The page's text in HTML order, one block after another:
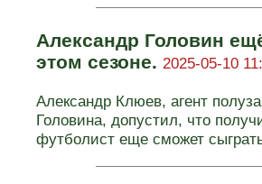
Александр Головин
этом сезоне. 2025-05-10
Александр Клюев, агент
Головина, допустил, что
футболист еще сможет